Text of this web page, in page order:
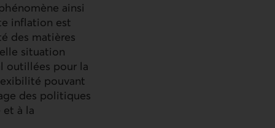
ainsi
inflation est
des matières
situation
outillées pour la
pouvant
des politiques
à la